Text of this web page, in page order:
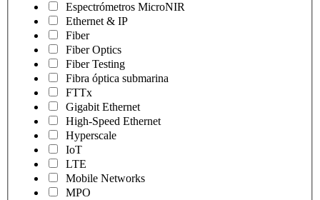
Espectrómetros MicroNIR
Ethernet & IP
Fiber
Fiber Optics
Fiber Testing
Fibra óptica submarina
FTTx
Gigabit Ethernet
High-Speed Ethernet
Hyperscale
IoT
LTE
Mobile Networks
MPO